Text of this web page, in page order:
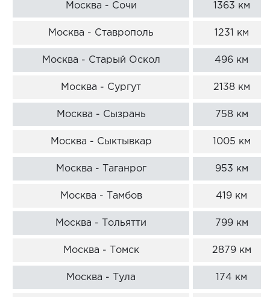
Москва - Сочи 1363 км
Москва - Ставрополь 1231 км
Москва - Старый Оскол 496 км
Москва - Сургут 2138 км
Москва - Сызрань 758 км
Москва - Сыктывкар 1005 км
Москва - Таганрог 953 км
Москва - Тамбов 419 км
Москва - Тольятти 799 км
Москва - Томск 2879 км
Москва - Тула 174 км